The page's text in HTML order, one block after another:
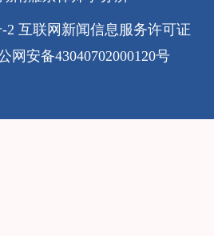
2 互联网新闻信息服务许可证
网安备43040702000120号